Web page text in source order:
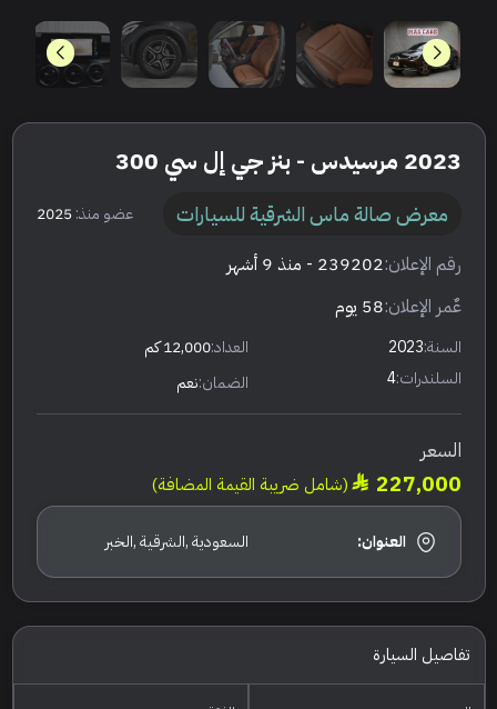
2023 مرسيدس - بنز جي إل سي 300
معرض صالة ماس الشرقية للسيارات عضو منذ:2025
رقم الإعلان:239202 - منذ 9 أشهر
عٌمر الإعلان:58 يوم
السنة:2023 العداد:12,000 كم
السلندرات:4 الضمان:نعم
السعر
227,000 (شامل ضريبة القيمة المضافة)
العنوان: السعودية ,الشرقية ,الخبر
تفاصيل السيارة